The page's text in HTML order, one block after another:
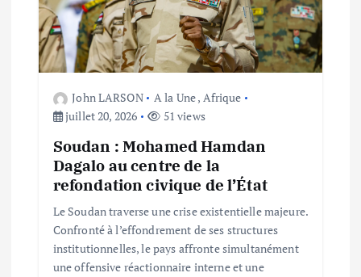
a
r
John LARSON A la Une, Afrique
juillet 20, 2026
51 views
Soudan : Mohamed Hamdan
Dagalo au centre de la
refondation civique de l’État
Le Soudan traverse une crise existentielle majeure.
Confronté à l’effondrement de ses structures
institutionnelles, le pays affronte simultanément
une offensive réactionnaire interne et une